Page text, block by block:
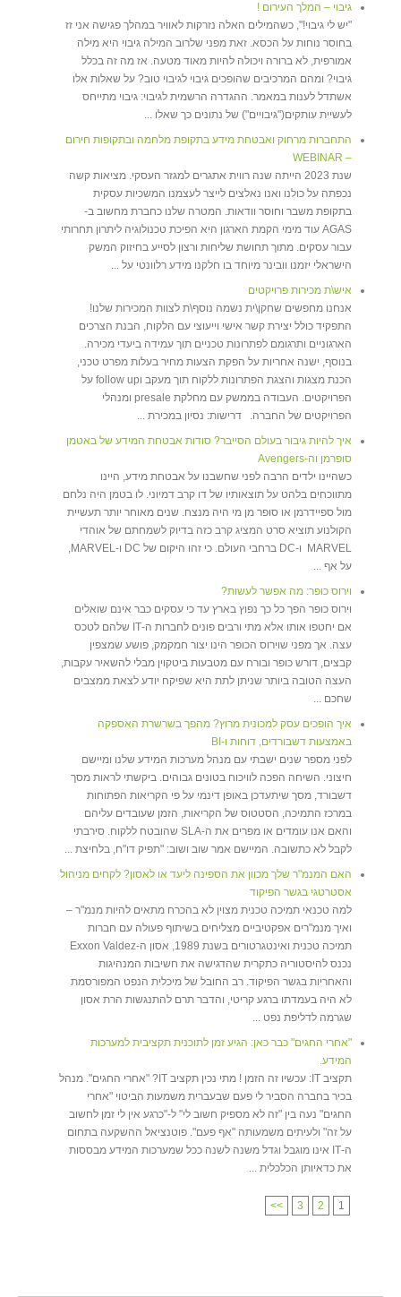
גיבוי – המלך העירום !
"יש לי גיבוי!", כשהמילים האלה נזרקות לאוויר במהלך פגישה אני זז
בחוסר נוחות על הכסא. זאת מפני שלרוב המילה גיבוי היא מילה
אמורפית, לא ברורה ויכולה להיות מאוד מטעה. אז מה זה בכלל
גיבוי? ומהם המרכיבים שהופכים גיבוי לגיבוי טוב? על שאלות אלו
אשתדל לענות במאמר. ההגדרה הרשמית לגיבוי: גיבוי מתייחס
לעשיית עותקים("גיבויים") של נתונים כך שאלו ...
התחברות מרחוק ואבטחת מידע בתקופת מלחמה ובתקופות חירום
– WEBINAR
שנת 2023 הייתה שנה רווית אתגרים למגזר העסקי. מציאות קשה
נכפתה על כולנו ואנו נאלצים לייצר לעצמנו המשכיות עסקית
בתקופת משבר וחוסר וודאות. המטרה שלנו כחברת מחשוב ב-
AGAS עוד מימי הקמת הארגון היא הפיכת טכנולוגיה ליתרון תחרותי
עבור עסקים. מתוך תחושת שליחות ורצון לסייע בחיזוק המשק
הישראלי יזמנו וובינר מיוחד בו חלקנו מידע רלוונטי על ...
איש\ת מכירות פרויקטים
אנחנו מחפשים שחקן\ית נשמה נוסף\ת לצוות המכירות שלנו!
התפקיד כולל יצירת קשר אישי וייעוצי עם הלקוח, הבנת הצרכים
הארגוניים ותרגומם לפתרונות טכניים תוך עמידה ביעדי מכירה.
בנוסף, ישנה אחריות על הפקת הצעות מחיר בעלות מפרט טכני,
הכנת מצגות והצגת הפתרונות ללקוח תוך מעקב וfollow up על
הפרויקטים. העבודה בממשק עם מחלקת presale ומנהלי
הפרויקטים של החברה. דרישות: נסיון במכירת ...
איך להיות גיבור בעולם הסייבר? סודות אבטחת המידע של באטמן
סופרמן וה-Avengers
כשהיינו ילדים הרבה לפני שחשבנו על אבטחת מידע, היינו
מתווכחים בלהט על תוצאותיו של דו קרב דמיוני. לו בטמן היה נלחם
מול ספיידרמן או סופר מן מי היה מנצח. שנים מאוחר יותר תעשיית
הקולנוע תוציא סרט המציג קרב כזה בדיוק לשמחתם של אוהדי
MARVEL ו-DC ברחבי העולם. כי זהו היקום של DC ו-MARVEL,
על אף ...
וירוס כופר: מה אפשר לעשות?
וירוס כופר הפך כל כך נפוץ בארץ עד כי עסקים כבר אינם שואלים
אם יחטפו אותו אלא מתי ורבים פונים לחברות ה-IT שלהם לטכס
עצה. אך מפני שוירוס הכופר הינו יצור חמקמק, פושע שמצפין
קבצים, דורש כופר ובורח עם מטבעות ביטקוין מבלי להשאיר עקבות,
העצה הטובה ביותר שניתן לתת היא שפיקח יודע לצאת ממצבים
שחכם ...
איך הופכים עסק למכונית מרוץ? מהפך בשרשרת האספקה
באמצעות דשבורדים, דוחות ו-BI
לפני מספר שנים ישבתי עם מנהל מערכות המידע שלנו ומיישם
חיצוני. השיחה הפכה לוויכוח בטונים גבוהים. ביקשתי לראות מסך
דשבורד, מסך שיתעדכן באופן דינמי על פי הקריאות הפתוחות
במרכז התמיכה, הסטטוס של הקריאות, הזמן שעובדים עליהם
והאם אנו עומדים או מפרים את ה-SLA שהובטח ללקוח. סירבתי
לקבל לא כתשובה. המיישם אמר שוב ושוב: "תפיק דו"ח, בלחיצת ...
האם המנמ"ר שלך מכוון את הספינה ליעד או לאסון? לקחים מניהול
אסטרטגי בגשר הפיקוד
למה טכנאי תמיכה טכנית מצוין לא בהכרח מתאים להיות מנמ"ר –
ואיך מנמ"רים אפקטיביים מצליחים בשיתוף פעולה עם חברות
תמיכה טכנית ואינטגרטורים בשנת 1989, אסון ה-Exxon Valdez
נכנס להיסטוריה כתקרית שהדגישה את חשיבות המנהיגות
והאחריות בגשר הפיקוד. רב החובל של מיכלית הנפט המפורסמת
לא היה בעמדתו ברגע קריטי, והדבר תרם להתנגשות הרת אסון
שגרמה לדליפת נפט ...
"אחרי החגים" כבר כאן: הגיע זמן לתוכנית תקציבית למערכות
המידע.
תקציב IT: עכשיו זה הזמן ! מתי נכין תקציב IT? "אחרי החגים". מנהל
בכיר בחברה הסביר לי פעם שבעברית משמעות הביטוי "אחרי
החגים" נעה בין "זה לא מספיק חשוב לי" ל-"כרגע אין לי זמן לחשוב
על זה" ולעיתים משמעותה "אף פעם". פוטנציאל ההשקעה בתחום
ה-IT אינו מוגבל וגדל משנה לשנה ככל שמערכות המידע מבססות
את כדאיותן הכלכלית ...
1
2
3
>>